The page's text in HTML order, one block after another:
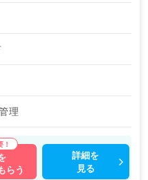
理
らう
詳細を
見る